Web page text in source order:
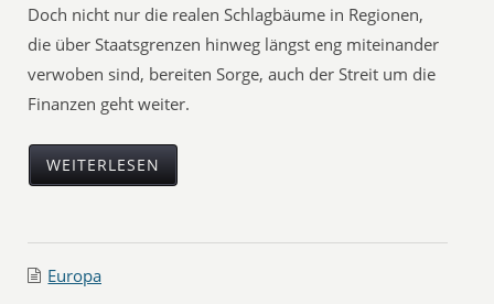
Doch nicht nur die realen Schlagbäume in Regionen,
die über Staatsgrenzen hinweg längst eng miteinander
verwoben sind, bereiten Sorge, auch der Streit um die
Finanzen geht weiter.
WEITERLESEN
Europa